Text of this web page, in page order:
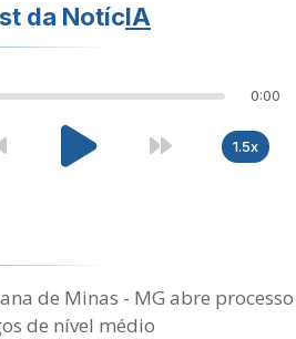
da NotícIA
0:00
1.5x
de Minas - MG abre processo
de nível médio